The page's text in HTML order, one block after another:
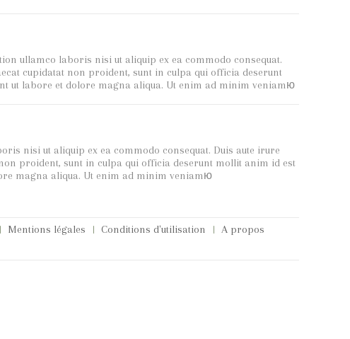
ullamco laboris nisi ut aliquip ex ea commodo consequat.
cupidatat non proident, sunt in culpa qui officia deserunt
ut labore et dolore magna aliqua. Ut enim ad minim veniamю
nisi ut aliquip ex ea commodo consequat. Duis aute irure
proident, sunt in culpa qui officia deserunt mollit anim id est
magna aliqua. Ut enim ad minim veniamю
Mentions légales Conditions d'utilisation
A propos